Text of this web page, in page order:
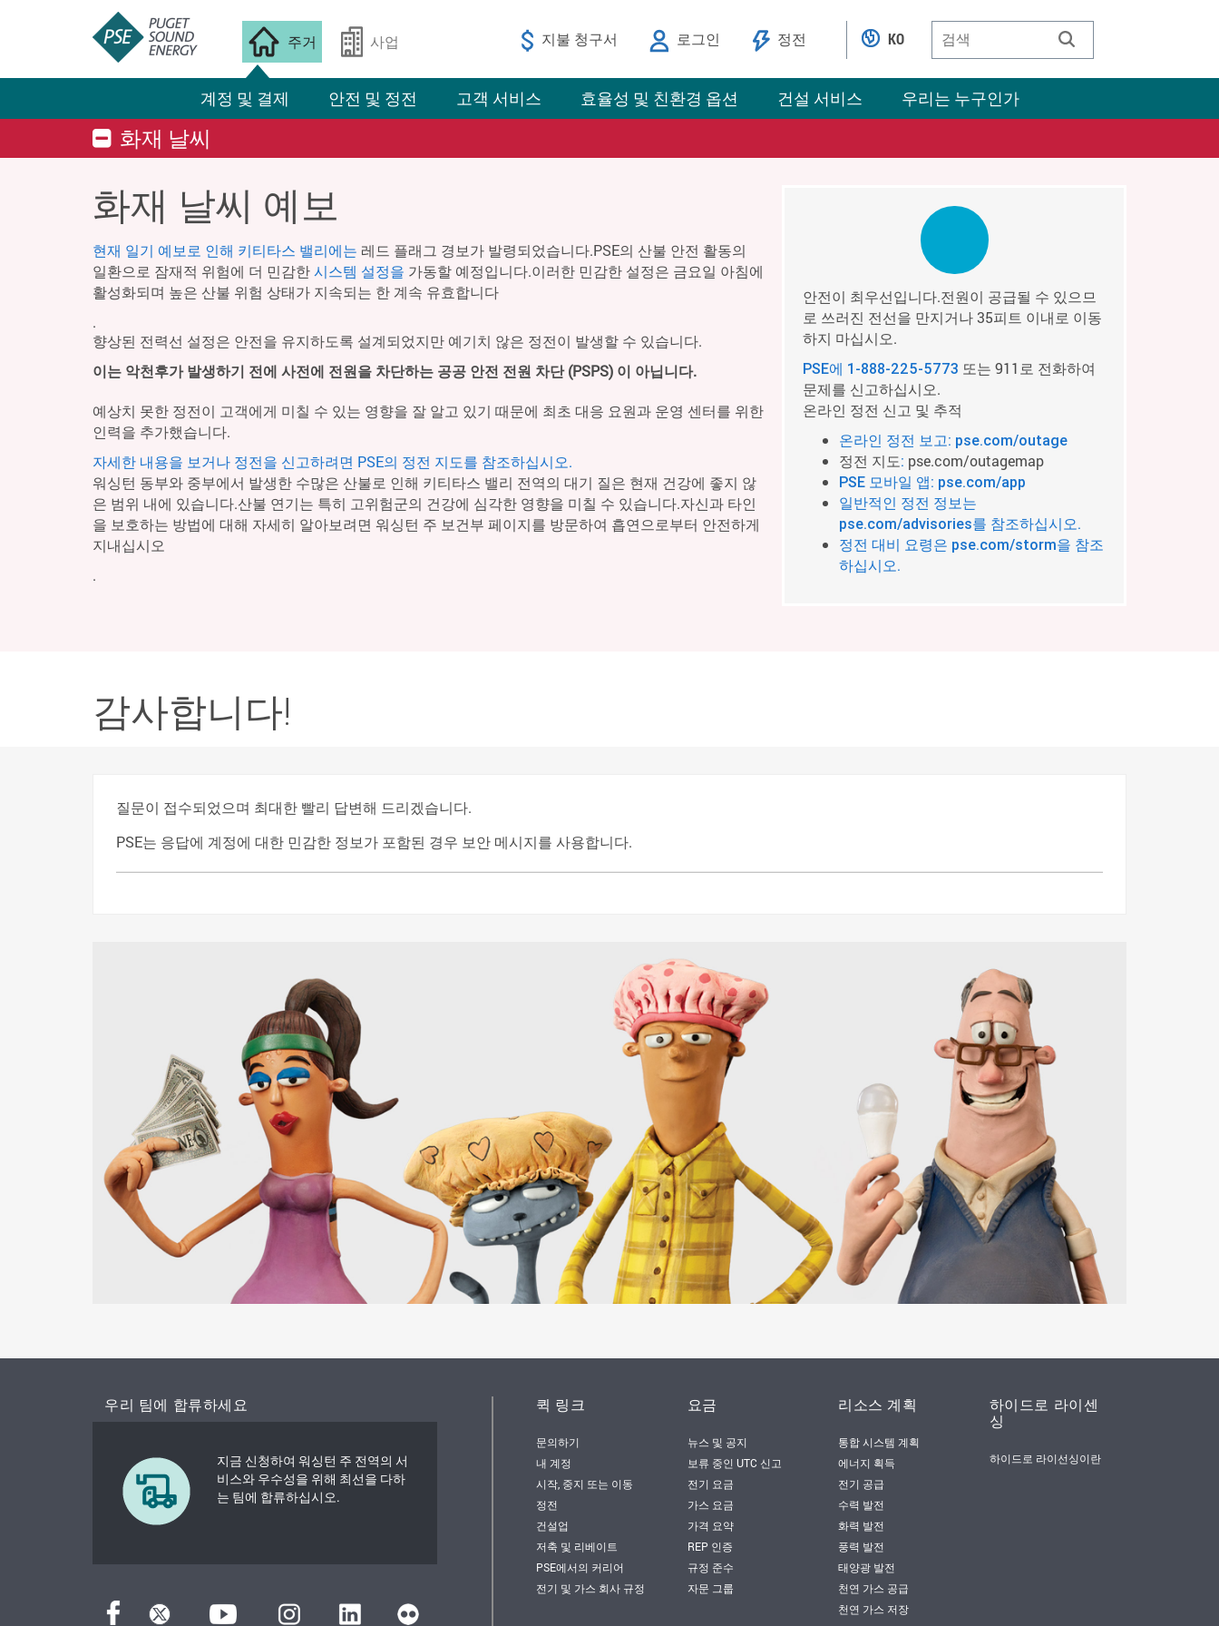
주거
계정 및 결제 안전 및 정전 고객 서비스 효율성 및 친환경 옵션 건설 서비스 우리는 누구인가
사업 지불 청구서 로그인 정전 KO
화재 날씨
화재 날씨 예보
현재 일기 예보로 인해 키티타스 밸리에는 레드 플래그 경보가 발령되었습니다.PSE의 산불 안전 활동의
일환으로 잠재적 위험에 더 민감한시스템 설정을 가동할 예정입니다.이러한 민감한 설정은 금요일 아침에
활성화되며 높은 산불 위험 상태가 지속되는 한 계속 유효합니다
.
향상된 전력선 설정은 안전을 유지하도록 설계되었지만 예기치 않은 정전이 발생할 수 있습니다.
이는 악천후가 발생하기 전에 사전에 전원을 차단하는 공공 안전 전원 차단 (PSPS) 이 아닙니다.
예상치 못한 정전이 고객에게 미칠 수 있는 영향을 잘 알고 있기 때문에 최초 대응 요원과 운영 센터를 위한
인력을 추가했습니다.
자세한 내용을 보거나 정전을 신고하려면 PSE의 정전 지도를 참조하십시오.
워싱턴 동부와 중부에서 발생한 수많은 산불로 인해 키티타스 밸리 전역의 대기 질은 현재 건강에 좋지 않
은 범위 내에 있습니다.산불 연기는 특히 고위험군의 건강에 심각한 영향을 미칠 수 있습니다.자신과 타인
을 보호하는 방법에 대해 자세히 알아보려면 워싱턴 주 보건부 페이지를 방문하여 흡연으로부터 안전하게
지내십시오
.
안전이 최우선입니다.전원이 공급될 수 있으므
로 쓰러진 전선을 만지거나 35피트 이내로 이동
하지 마십시오.
PSE에 1-888-225-5773 또는 911로 전화하여
문제를 신고하십시오.
온라인 정전 신고 및 추적
온라인 정전 보고: pse.com/outage
정전 지도: pse.com/outagemap
PSE 모바일 앱: pse.com/app
일반적인 정전 정보는
pse.com/advisories를 참조하십시오.
정전 대비 요령은 pse.com/storm을 참조
하십시오.
감사합니다!
질문이 접수되었으며 최대한 빨리 답변해 드리겠습니다.
PSE는 응답에 계정에 대한 민감한 정보가 포함된 경우 보안 메시지를 사용합니다.
우리 팀에 합류하세요
지금 신청하여 워싱턴 주 전역의 서
비스와 우수성을 위해 최선을 다하
는 팀에 합류하십시오.
퀵 링크
문의하기
내 계정
시작, 중지 또는 이동
정전
건설업
저축 및 리베이트
PSE에서의 커리어
전기 및 가스 회사 규정
요금
뉴스 및 공지
보류 중인 UTC 신고
전기 요금
가스 요금
가격 요약
REP 인증
규정 준수
자문 그룹
리소스 계획
통합 시스템 계획
에너지 획득
전기 공급
수력 발전
화력 발전
풍력 발전
태양광 발전
천연 가스 공급
천연 가스 저장
하이드로 라이센
싱
하이드로 라이선싱이란